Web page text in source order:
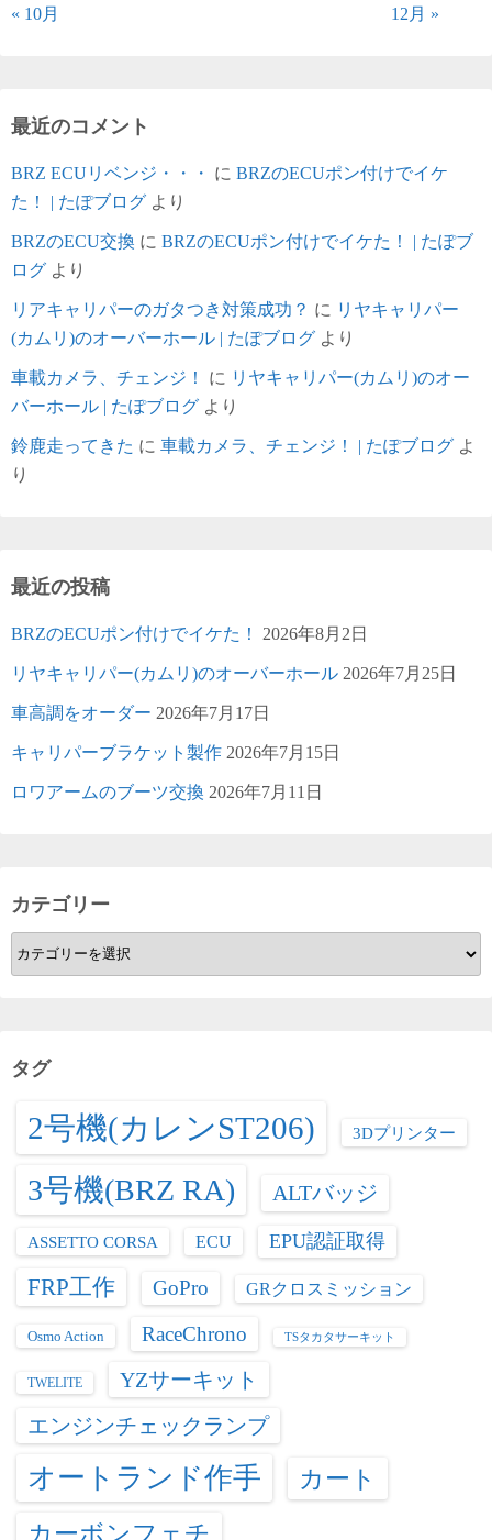
« 10月 12月 »
最近のコメント
BRZ ECUリベンジ・・・ に BRZのECUポン付けでイケ
た！ | たぽブログ より
BRZのECU交換 に BRZのECUポン付けでイケた！ | たぽブ
ログ より
リアキャリパーのガタつき対策成功？ に リヤキャリパー
(カムリ)のオーバーホール | たぽブログ より
車載カメラ、チェンジ！ に リヤキャリパー(カムリ)のオー
バーホール | たぽブログ より
鈴鹿走ってきた に 車載カメラ、チェンジ！ | たぽブログ よ
り
最近の投稿
BRZのECUポン付けでイケた！ 2026年8月2日
リヤキャリパー(カムリ)のオーバーホール 2026年7月25日
車高調をオーダー 2026年7月17日
キャリパーブラケット製作 2026年7月15日
ロワアームのブーツ交換 2026年7月11日
カテゴリー
カ
テ
ー
タグ
2号機(カレンST206) 3Dプリンター
3号機(BRZ RA) ALTバッジ
ASSETTO CORSA ECU EPU認証取得
FRP工作 GoPro GRクロスミッション
Osmo Action RaceChrono TSタカタサーキット
TWELITE
YZサーキット
エンジンチェックランプ
オートランド作手
カート
カーボンフェチ